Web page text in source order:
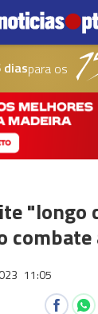
diaspara os
"longo
combate
11:05